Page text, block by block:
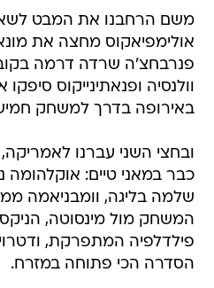
משם הרחבנו את המבט
אולימפיאקוס מחצה את
פנרבחצ'ה שרדה דרמה
וולנסיה ופנאתינייקוס
באירופה בדרך למשחק
כבר במאני טיים: אוקלהומה
שלמה בליגה, וומבניאמה
המשחק מול מינסוטה,
פילדלפיה המתפרקת,
הסדרה הכי פתוחה במזרח.